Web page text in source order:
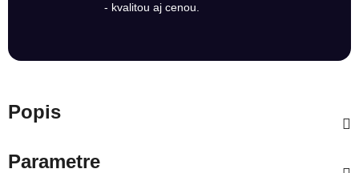
- kvalitou aj cenou.
Popis
Parametre